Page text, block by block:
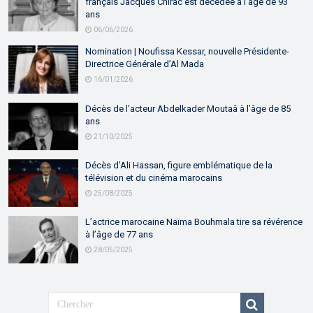
ans
06/06/2026
Nomination | Noufissa Kessar, nouvelle Présidente-
Directrice Générale d’Al Mada
16/01/2026
Décès de l’acteur Abdelkader Moutaâ à l’âge de 85
ans
21/10/2025
Décès d’Ali Hassan, figure emblématique de la
télévision et du cinéma marocains
25/08/2025
L’actrice marocaine Naïma Bouhmala tire sa révérence
à l’âge de 77 ans
28/05/2025